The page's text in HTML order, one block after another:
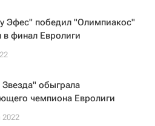
Эфес" победил "Олимпиакос"
финал Евролиги
обыграла
чемпиона Евролиги
2022